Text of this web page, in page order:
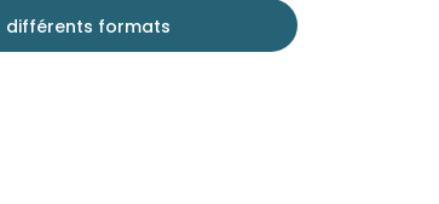
différents formats